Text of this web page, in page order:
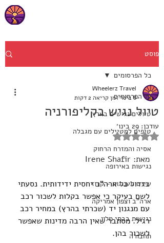
פוסט
כל הפרסומים
טיולים נגישים בארץ
טיפים למטיילים עם מגבלה
אסיה והמזרח הרחוק
נגישות באירופה
שייט תענוגות - קרוז
ארה"ב וצפון אמריקה
נגישות בבתי מלון
תחבורה
כל הפרסומים
טיול נגיש בקליפורניה
Wheelerz Travel
8 בינו׳
זמן קריאה 2 דקות
עודכן: 29 בינו׳
דירוג של NaN מתוך 5 כוכבים
מאת: Irene Shafir
בגדול כל ארה"ב יחסית ידידותית. נסעתי
לשם בעיקר כי אפשר בקלות לשכור רכב
עם מנגנון יד (שכרתי בהרץ) במחיר רכב
רגיל. מסתבר שאין הרבה מדינות שאפשר
לשכור בהן.